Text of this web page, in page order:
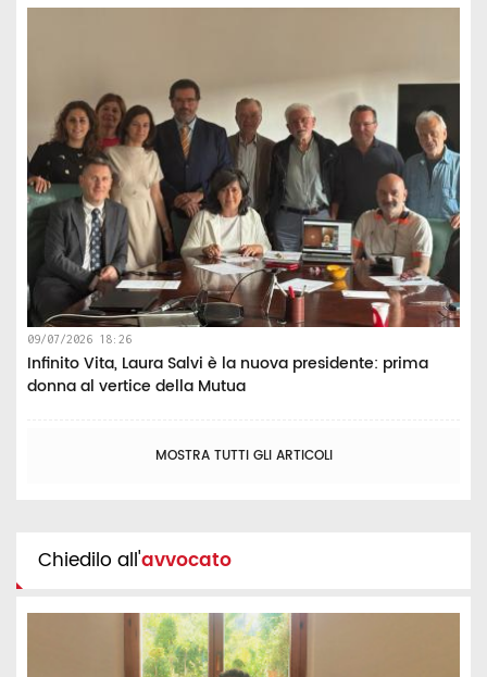
09/07/2026 18:26
Infinito Vita, Laura Salvi è la nuova presidente: prima
donna al vertice della Mutua
MOSTRA TUTTI GLI ARTICOLI
Chiedilo all'avvocato